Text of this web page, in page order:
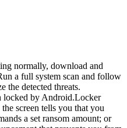
normally, download and
a full system scan and follow
the detected threats.
locked by Android.Locker
screen tells you that you
a set ransom amount; or